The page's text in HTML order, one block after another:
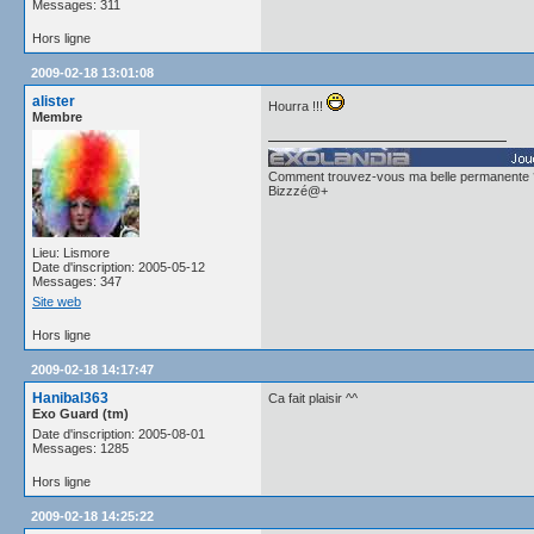
Messages: 311
Hors ligne
2009-02-18 13:01:08
alister
Membre
Lieu: Lismore
Date d'inscription: 2005-05-12
Messages: 347
Site web
Hourra !!!
Comment trouvez-vous ma belle permanente
Bizzzé@+
Hors ligne
2009-02-18 14:17:47
Hanibal363
Exo Guard (tm)
Date d'inscription: 2005-08-01
Messages: 1285
Ca fait plaisir ^^
Hors ligne
2009-02-18 14:25:22